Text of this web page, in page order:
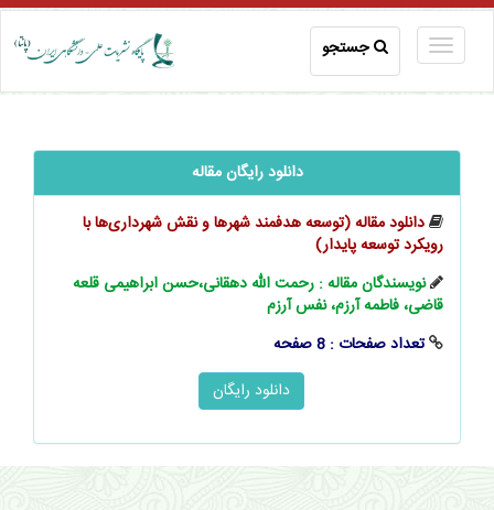
جستجو
دانلود رایگان مقاله
دانلود مقاله (توسعه هدفمند شهرها و نقش شهرداری‌ها با
رویکرد توسعه پایدار)
نویسندگان مقاله : رحمت الله دهقانی،حسن ابراهیمی قلعه
قاضی، فاطمه آرزم، نفس آرزم
تعداد صفحات : 8 صفحه